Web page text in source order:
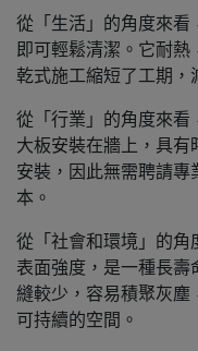
從「生活」的角度來看
即可輕鬆清潔。它耐熱
乾式施工縮短了工期，
從「行業」的角度來看
大板安裝在牆上，具有
安裝，因此無需聘請
本。
從「社會和環境」的角
表面強度，是一種長
縫較少，容易積聚灰塵
可持續的空間。